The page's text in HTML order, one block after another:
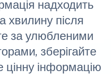
надходить
хвилину після
за улюбленими
зберігайте
цінну інформацію